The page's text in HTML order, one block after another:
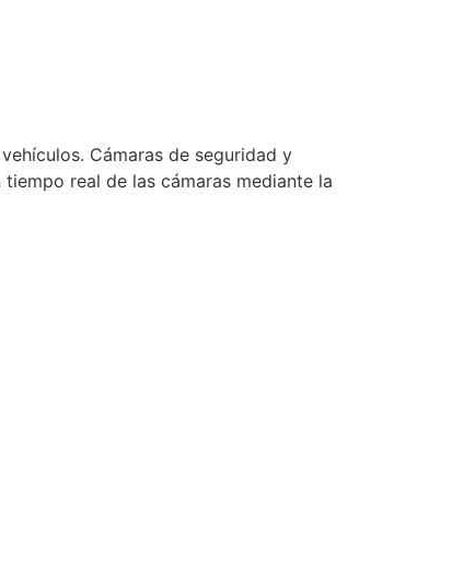
Cámaras de seguridad y
real de las cámaras mediante la